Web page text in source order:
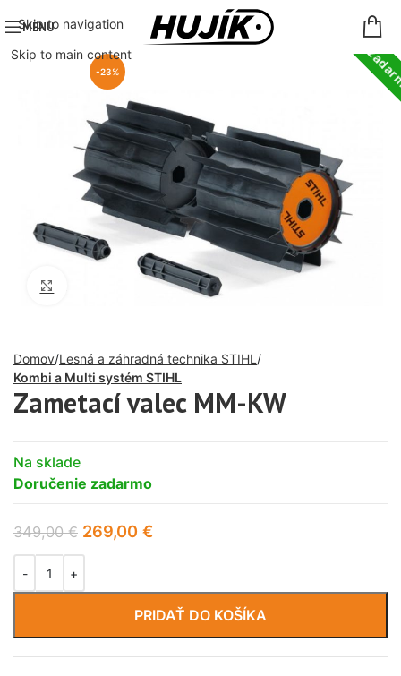
Skip to navigation
Skip to main content
MENU
-23%
Domov Lesná a záhradná technika STIHL
Kombi a Multi systém STIHL
Zametací valec MM-KW
Na sklade
Doručenie zadarmo
349,00€ 269,00 €
PRIDAŤ DO KOŠÍKA